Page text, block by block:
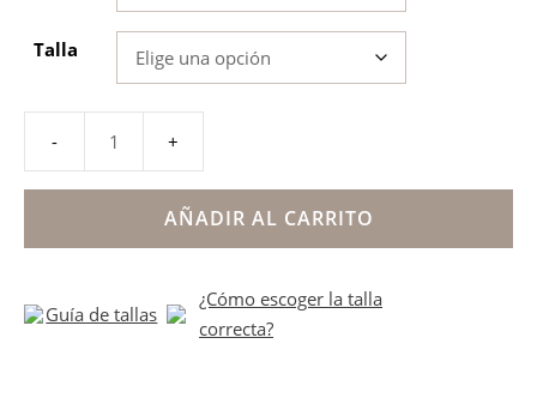
Talla
Piruflex
microfibra
elástico
suela
color
AÑADIR AL CARRITO
Guía de tallas
¿Cómo escoger la talla
correcta?